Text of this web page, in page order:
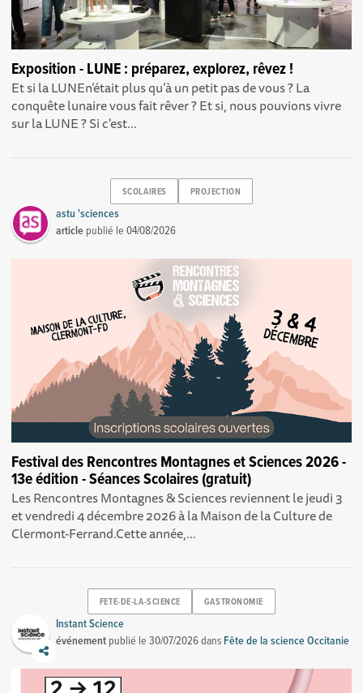
Exposition - LUNE : préparez, explorez, rêvez !
Et si la LUNEn’était plus qu’à un petit pas de vous ? La
conquête lunaire vous fait rêver ? Et si, nous pouvions vivre
sur la LUNE ? Si c'est...
SCOLAIRES PROJECTION
astu 'sciences
article publié le04/08/2026
Festival des Rencontres Montagnes et Sciences 2026 -
13e édition - Séances Scolaires (gratuit)
Les Rencontres Montagnes & Sciences reviennent le jeudi 3
et vendredi 4 décembre 2026 à la Maison de la Culture de
Clermont-Ferrand.Cette année,...
FETE-DE-LA-SCIENCE GASTRONOMIE
Instant Science
événement publié le30/07/2026dans Fête de la science Occitanie